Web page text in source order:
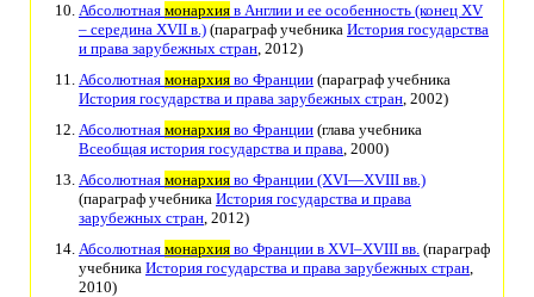
Абсолютная монархия в Англии и ее особенность (конец ХV
– середина ХVII в.) (параграф учебника История государства
и права зарубежных стран, 2012)
Абсолютная монархия во Франции (параграф учебника
История государства и права зарубежных стран, 2002)
Абсолютная монархия во Франции (глава учебника
Всеобщая история государства и права, 2000)
Абсолютная монархия во Франции (XVI—XVIII вв.)
(параграф учебника История государства и права
зарубежных стран, 2012)
Абсолютная монархия во Франции в XVI–XVIII вв. (параграф
учебника История государства и права зарубежных стран,
2010)